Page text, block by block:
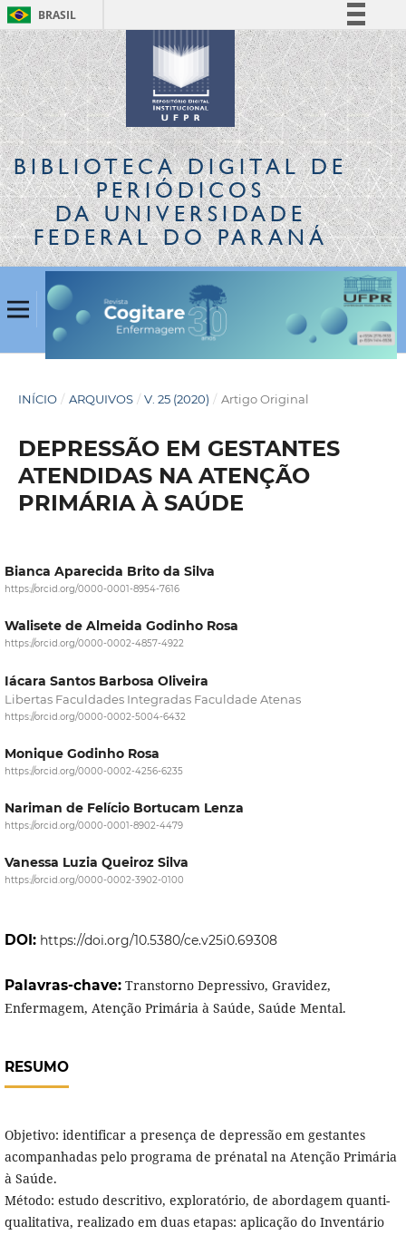
BRASIL
Simplifique!
Comunica BR
Participe
Acesso à informação
Legislação
Canais
BIBLIOTECA DIGITALDE
PERIÓDICOS
DA UNIVERSIDADE
FEDERAL DO PARANÁ
INÍCIO / ARQUIVOS / V. 25 (2020) / Artigo Original
DEPRESSÃO EM GESTANTES
ATENDIDAS NA ATENÇÃO
PRIMÁRIA À SAÚDE
Bianca Aparecida Brito da Silva
https://orcid.org/0000-0001-8954-7616
Walisete de Almeida Godinho Rosa
https://orcid.org/0000-0002-4857-4922
Iácara Santos Barbosa Oliveira
Libertas Faculdades Integradas Faculdade Atenas
https://orcid.org/0000-0002-5004-6432
Monique Godinho Rosa
https://orcid.org/0000-0002-4256-6235
Nariman de Felício Bortucam Lenza
https://orcid.org/0000-0001-8902-4479
Vanessa Luzia Queiroz Silva
https://orcid.org/0000-0002-3902-0100
DOI: https://doi.org/10.5380/ce.v25i0.69308
Palavras-chave: Transtorno Depressivo, Gravidez,
Enfermagem, Atenção Primária à Saúde, Saúde Mental.
RESUMO
Objetivo: identificar a presença de depressão em gestantes
acompanhadas pelo programa de prénatal na Atenção Primária
à Saúde.
Método: estudo descritivo, exploratório, de abordagem quanti-
qualitativa, realizado em duas etapas: aplicação do Inventário